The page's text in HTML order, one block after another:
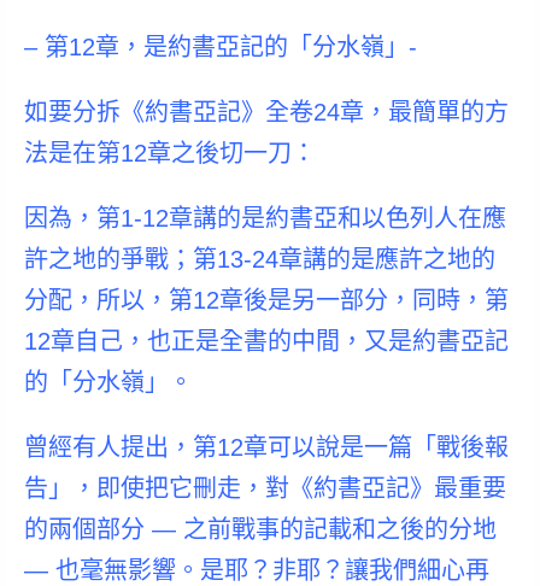
– 第12章，是約書亞記的「分水嶺」-
如要分拆《約書亞記》全卷24章，最簡單的方
法是在第12章之後切一刀：
因為，第1-12章講的是約書亞和以色列人在應
許之地的爭戰；第13-24章講的是應許之地的
分配，所以，第12章後是另一部分，同時，第
12章自己，也正是全書的中間，又是約書亞記
的「分水嶺」。
曾經有人提出，第12章可以說是一篇「戰後報
告」，即使把它刪走，對《約書亞記》最重要
的兩個部分 — 之前戰事的記載和之後的分地
— 也毫無影響。是耶？非耶？讓我們細心再